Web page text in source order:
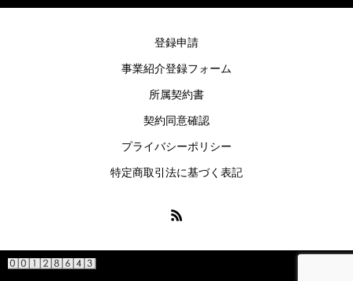
登録申請
事業紹介登録フォーム
所属契約書
契約同意確認
プライバシーポリシー
特定商取引法に基づく表記